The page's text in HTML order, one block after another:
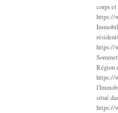
corps
https://
https://
Région
https://
situé
https://